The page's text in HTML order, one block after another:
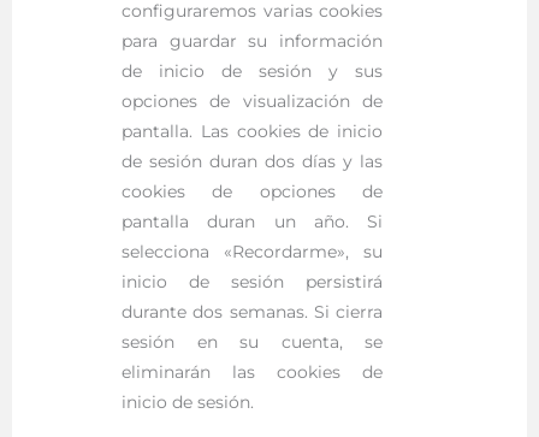
configuraremos varias cookies
para guardar su información
de inicio de sesión y sus
opciones de visualización de
pantalla. Las cookies de inicio
de sesión duran dos días y las
cookies de opciones de
pantalla duran un año. Si
selecciona «Recordarme», su
inicio de sesión persistirá
durante dos semanas. Si cierra
sesión en su cuenta, se
eliminarán las cookies de
inicio de sesión.